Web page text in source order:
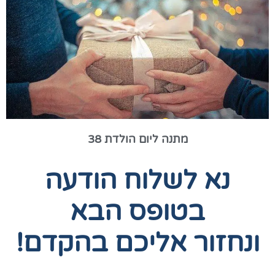
מתנה ליום הולדת 38
נא לשלוח הודעה
בטופס הבא
ונחזור אליכם בהקדם!